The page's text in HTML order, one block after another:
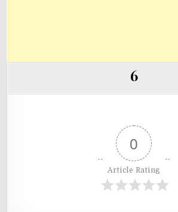
6
0
Article Rating